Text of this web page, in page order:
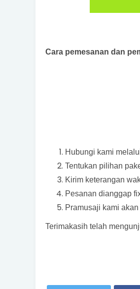
Cara pemesanan dan
Hubungi kami
Tentukan pilihan
Kirim keterangan
Pesanan dianggap
Pramusaji kami
Terimakasih telah